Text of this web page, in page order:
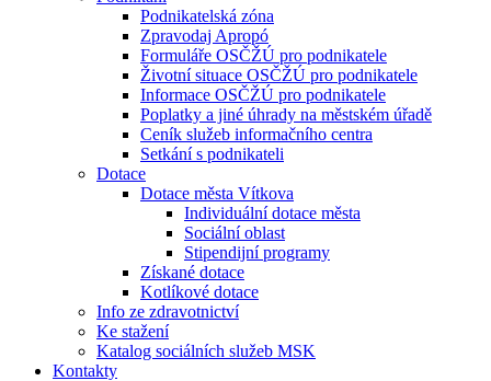
Podnikatelská zóna
Zpravodaj Apropó
Formuláře OSČŽÚ pro podnikatele
Životní situace OSČŽÚ pro podnikatele
Informace OSČŽÚ pro podnikatele
Poplatky a jiné úhrady na městském úřadě
Ceník služeb informačního centra
Setkání s podnikateli
Dotace
Dotace města Vítkova
Individuální dotace města
Sociální oblast
Stipendijní programy
Získané dotace
Kotlíkové dotace
Info ze zdravotnictví
Ke stažení
Katalog sociálních služeb MSK
Kontakty